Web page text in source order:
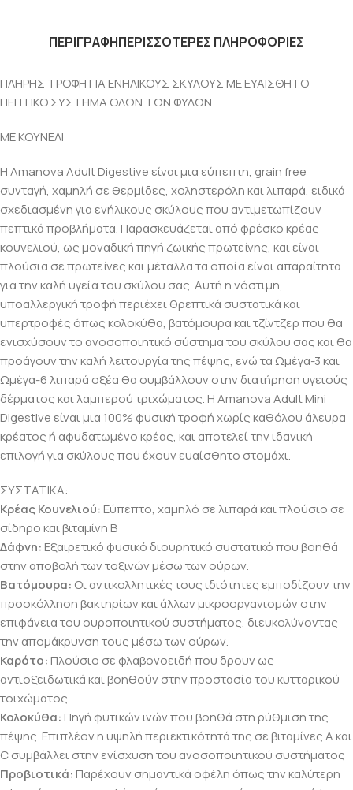
ΠΕΡΙΓΡΑΦΗΠΕΡΙΣΣΟΤΕΡΕΣ ΠΛΗΡΟΦΟΡΙΕΣ
ΠΛΗΡΗΣ ΤΡΟΦΗ ΓΙΑ ΕΝΗΛΙΚΟΥΣ ΣΚΥΛΟΥΣ ΜΕ ΕΥΑΙΣΘΗΤΟ
ΠΕΠΤΙΚΟ ΣΥΣΤΗΜΑ ΟΛΩΝ ΤΩΝ ΦΥΛΩΝ
ΜΕ ΚΟΥΝΕΛΙ
Η Amanova Adult Digestive είναι μια εύπεπτη, grain free
συνταγή, χαμηλή σε θερμίδες, χοληστερόλη και λιπαρά, ειδικά
σχεδιασμένη για ενήλικους σκύλους που αντιμετωπίζουν
πεπτικά προβλήματα. Παρασκευάζεται από φρέσκο κρέας
κουνελιού, ως μοναδική πηγή ζωικής πρωτεΐνης, και είναι
πλούσια σε πρωτεΐνες και μέταλλα τα οποία είναι απαραίτητα
για την καλή υγεία του σκύλου σας. Αυτή η νόστιμη,
υποαλλεργική τροφή περιέχει θρεπτικά συστατικά και
υπερτροφές όπως κολοκύθα, βατόμουρα και τζίντζερ που θα
ενισχύσουν το ανοσοποιητικό σύστημα του σκύλου σας και θα
προάγουν την καλή λειτουργία της πέψης, ενώ τα Ωμέγα-3 και
Ωμέγα-6 λιπαρά οξέα θα συμβάλλουν στην διατήρηση υγειούς
δέρματος και λαμπερού τριχώματος. Η Amanova Adult Mini
Digestive είναι μια 100% φυσική τροφή χωρίς καθόλου άλευρα
κρέατος ή αφυδατωμένο κρέας, και αποτελεί την ιδανική
επιλογή για σκύλους που έχουν ευαίσθητο στομάχι.
ΣΥΣΤΑΤΙΚΑ:
Κρέας Κουνελιού:Εύπεπτο, χαμηλό σε λιπαρά και πλούσιο σε
σίδηρο και βιταμίνη Β
Δάφνη:Εξαιρετικό φυσικό διουρητικό συστατικό που βοηθά
στην αποβολή των τοξινών μέσω των ούρων.
Βατόμουρα: Οι αντικολλητικές τους ιδιότητες εμποδίζουν την
προσκόλληση βακτηρίων και άλλων μικροοργανισμών στην
επιφάνεια του ουροποιητικού συστήματος, διευκολύνοντας
την απομάκρυνση τους μέσω των ούρων.
Καρότο:Πλούσιο σε φλαβονοειδή που δρουν ως
αντιοξειδωτικά και βοηθούν στην προστασία του κυτταρικού
τοιχώματος.
Κολοκύθα:Πηγή φυτικών ινών που βοηθά στη ρύθμιση της
πέψης. Επιπλέον η υψηλή περιεκτικότητά της σε βιταμίνες Α και
C συμβάλλει στην ενίσχυση του ανοσοποιητικού συστήματος
Προβιοτικά:Παρέχουν σημαντικά οφέλη όπως την καλύτερη